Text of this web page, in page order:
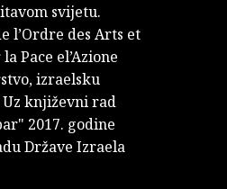
svijetu.
l’Ordre des Arts et
Pace el’Azione
izraelsku
Uz književni rad
2017. godine
Države Izraela